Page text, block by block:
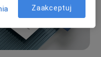
Zaakceptuj